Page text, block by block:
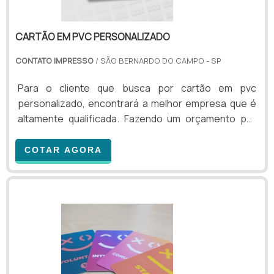
CARTÃO EM PVC PERSONALIZADO
CONTATO IMPRESSO / SÃO BERNARDO DO CAMPO - SP
Para o cliente que busca por cartão em pvc
personalizado, encontrará a melhor empresa que é
altamente qualificada. Fazendo um orçamento por
organização mais competente do ramo.Quando o
assunto é cartão em pvc personalizado, com os
profissionais especializados da Contato Impresso o
diversos seguimentos.UM POUCO MAIS SOBRE
CARTÃO EM PVC PERSONALIZADOA Contato
Impresso canaliza seus recursos em proporcionar
COTAR AGORA